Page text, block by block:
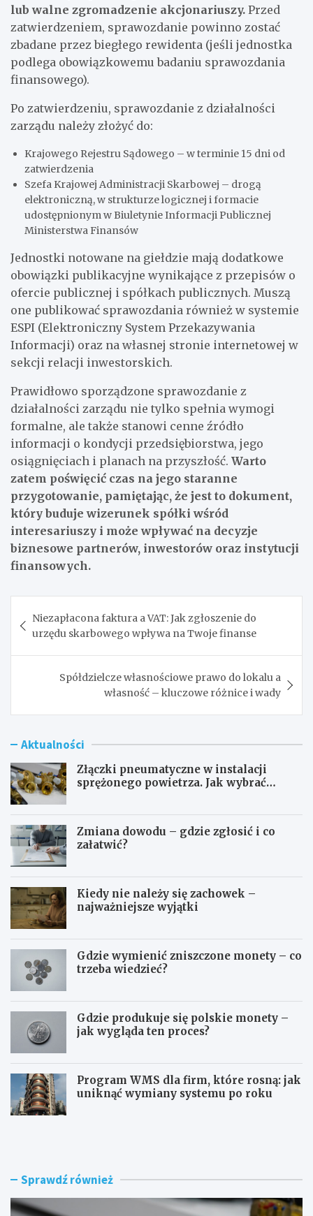
lub walne zgromadzenie akcjonariuszy. Przed
zatwierdzeniem, sprawozdanie powinno zostać
zbadane przez biegłego rewidenta (jeśli jednostka
podlega obowiązkowemu badaniu sprawozdania
finansowego).
Po zatwierdzeniu, sprawozdanie z działalności
zarządu należy złożyć do:
Krajowego Rejestru Sądowego – w terminie 15 dni od
zatwierdzenia
Szefa Krajowej Administracji Skarbowej – drogą
elektroniczną, w strukturze logicznej i formacie
udostępnionym w Biuletynie Informacji Publicznej
Ministerstwa Finansów
Jednostki notowane na giełdzie mają dodatkowe
obowiązki publikacyjne wynikające z przepisów o
ofercie publicznej i spółkach publicznych. Muszą
one publikować sprawozdania również w systemie
ESPI (Elektroniczny System Przekazywania
Informacji) oraz na własnej stronie internetowej w
sekcji relacji inwestorskich.
Prawidłowo sporządzone sprawozdanie z
działalności zarządu nie tylko spełnia wymogi
formalne, ale także stanowi cenne źródło
informacji o kondycji przedsiębiorstwa, jego
osiągnięciach i planach na przyszłość. Warto
zatem poświęcić czas na jego staranne
przygotowanie, pamiętając, że jest to dokument,
który buduje wizerunek spółki wśród
interesariuszy i może wpływać na decyzje
biznesowe partnerów, inwestorów oraz instytucji
finansowych.
wpisu
Niezapłacona faktura a VAT: Jak zgłoszenie do
urzędu skarbowego wpływa na Twoje finanse
Spółdzielcze własnościowe prawo do lokalu a
własność – kluczowe różnice i wady
Aktualności
Złączki pneumatyczne w instalacji
sprężonego powietrza. Jak wybrać
Zmiana dowodu – gdzie zgłosić i co
załatwić?
Kiedy nie należy się zachowek –
najważniejsze wyjątki
Gdzie wymienić zniszczone monety – co
trzeba wiedzieć?
Gdzie produkuje się polskie monety –
jak wygląda ten proces?
Program WMS dla firm, które rosną: jak
uniknąć wymiany systemu po roku
Z
k
p
Z
a
o
Sprawdź również